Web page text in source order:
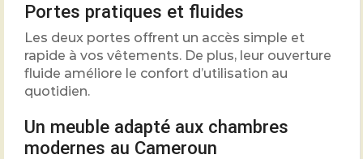
Portes pratiques et fluides
Les deux portes offrent un accès simple et
rapide à vos vêtements. De plus, leur ouverture
fluide améliore le confort d’utilisation au
quotidien.
Un meuble adapté aux chambres
modernes au Cameroun